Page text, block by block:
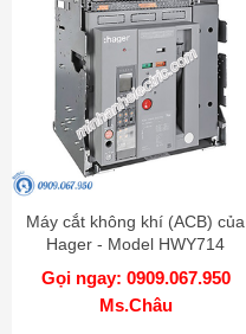
Máy cắt không khí (ACB) của
Hager - Model HWY714
Gọi ngay: 0909.067.950
Ms.Châu